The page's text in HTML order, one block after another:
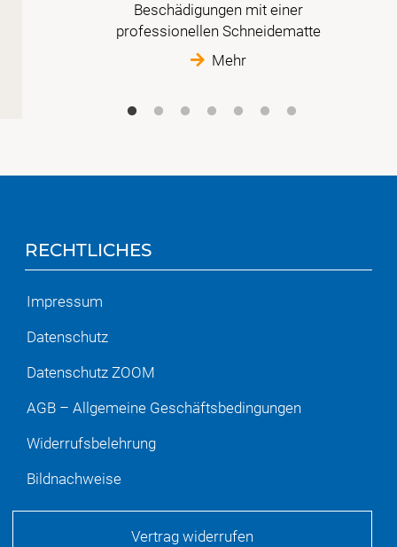
Beschädigungen mit einer
professionellen Schneidematte
Mehr
RECHTLICHES
Impressum
Datenschutz
Datenschutz ZOOM
AGB – Allgemeine Geschäftsbedingungen
Widerrufsbelehrung
Bildnachweise
Vertrag widerrufen